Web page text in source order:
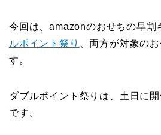
今回は、amazonのおせちの早割
ルポイント祭り
、両方が対象の
す。
ダブルポイント祭りは、土日に
です。